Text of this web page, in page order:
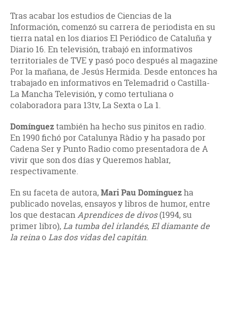
Tras acabar los estudios de Ciencias de la
Información, comenzó su carrera de periodista en su
tierra natal en los diarios El Periódico de Cataluña y
Diario 16. En televisión, trabajó en informativos
territoriales de TVE y pasó poco después al magazine
Por la mañana, de Jesús Hermida. Desde entonces ha
trabajado en informativos en Telemadrid o Castilla-
La Mancha Televisión, y como tertuliana o
colaboradora para 13tv, La Sexta o La 1.
Domíngueztambién ha hecho sus pinitos en radio.
En 1990 fichó por Catalunya Ràdio y ha pasado por
Cadena Ser y Punto Radio como presentadora de A
vivir que son dos días y Queremos hablar,
respectivamente.
En su faceta de autora,Mari Pau Domínguezha
publicado novelas, ensayos y libros de humor, entre
los que destacanAprendices de divos(1994, su
primer libro),La tumba del irlandés,El diamante de
la reinaoLas dos vidas del capitán.